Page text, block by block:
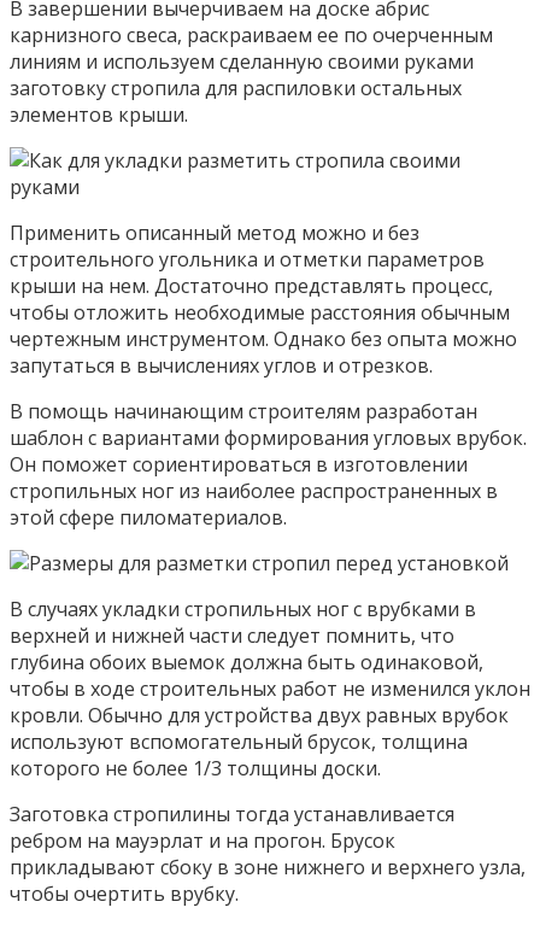
В завершении вычерчиваем на доске абрис
карнизного свеса, раскраиваем ее по очерченным
линиям и используем сделанную своими руками
заготовку стропила для распиловки остальных
элементов крыши.
Применить описанный метод можно и без
строительного угольника и отметки параметров
крыши на нем. Достаточно представлять процесс,
чтобы отложить необходимые расстояния обычным
чертежным инструментом. Однако без опыта можно
запутаться в вычислениях углов и отрезков.
В помощь начинающим строителям разработан
шаблон с вариантами формирования угловых врубок.
Он поможет сориентироваться в изготовлении
стропильных ног из наиболее распространенных в
этой сфере пиломатериалов.
В случаях укладки стропильных ног с врубками в
верхней и нижней части следует помнить, что
глубина обоих выемок должна быть одинаковой,
чтобы в ходе строительных работ не изменился уклон
кровли. Обычно для устройства двух равных врубок
используют вспомогательный брусок, толщина
которого не более 1/3 толщины доски.
Заготовка стропилины тогда устанавливается
ребром на мауэрлат и на прогон. Брусок
прикладывают сбоку в зоне нижнего и верхнего узла,
чтобы очертить врубку.